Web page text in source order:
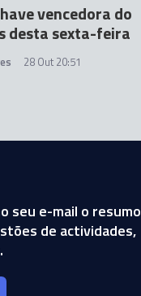
vencedora do
desta sexta-feira
28 Out 20:51
seu e-mail o resumo
de actividades,